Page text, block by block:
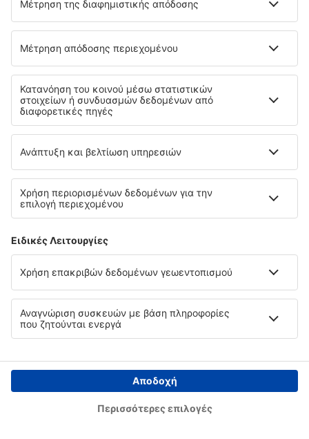
Αναχώρηση
11 Σεπ (Παρ) RHO - ATH
06:00 07:00 λεπτομέρειες
09:40 10:40 λεπτομέρειες
Επιστροφή
12 Σεπ (Σάβ) ATH - RHO
16:55 16:15 23h 20min λεπτομέρειες
Συνολική τιμή για όλα τα εισιτήρια (χωρίς κόστος υπηρεσίας24EUR
ανά επιβάτη)
175EUR
1 Ελέγξτε
Αναχώρηση
1h